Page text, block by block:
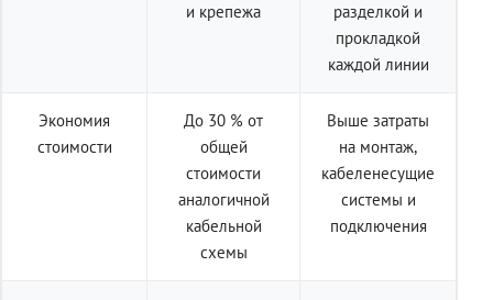
и крепежа
разделкой и
прокладкой
каждой линии
Экономия
стоимости
До 30 % от
общей
стоимости
аналогичной
кабельной
схемы
Выше затраты
на монтаж,
кабеленесущие
системы и
подключения